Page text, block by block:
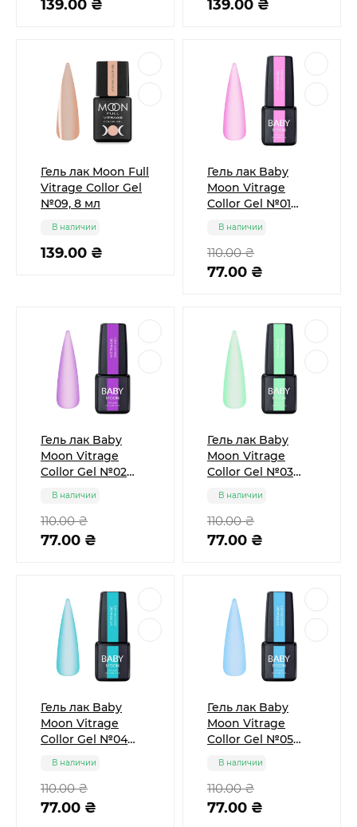
139.00 ₴ 139.00 ₴
Гель лак Moon Full
Vitrage Collor Gel
№09, 8 мл
В наличии
139.00 ₴
Гель лак Baby
Moon Vitrage
Collor Gel №01
В наличии
110.00 ₴
77.00 ₴
Гель лак Baby
Moon Vitrage
Collor Gel №02
В наличии
110.00 ₴
77.00 ₴
Гель лак Baby
Moon Vitrage
Collor Gel №03
В наличии
110.00 ₴
77.00 ₴
Гель лак Baby
Moon Vitrage
Collor Gel №04
В наличии
110.00 ₴
77.00 ₴
Гель лак Baby
Moon Vitrage
Collor Gel №05
В наличии
110.00 ₴
77.00 ₴